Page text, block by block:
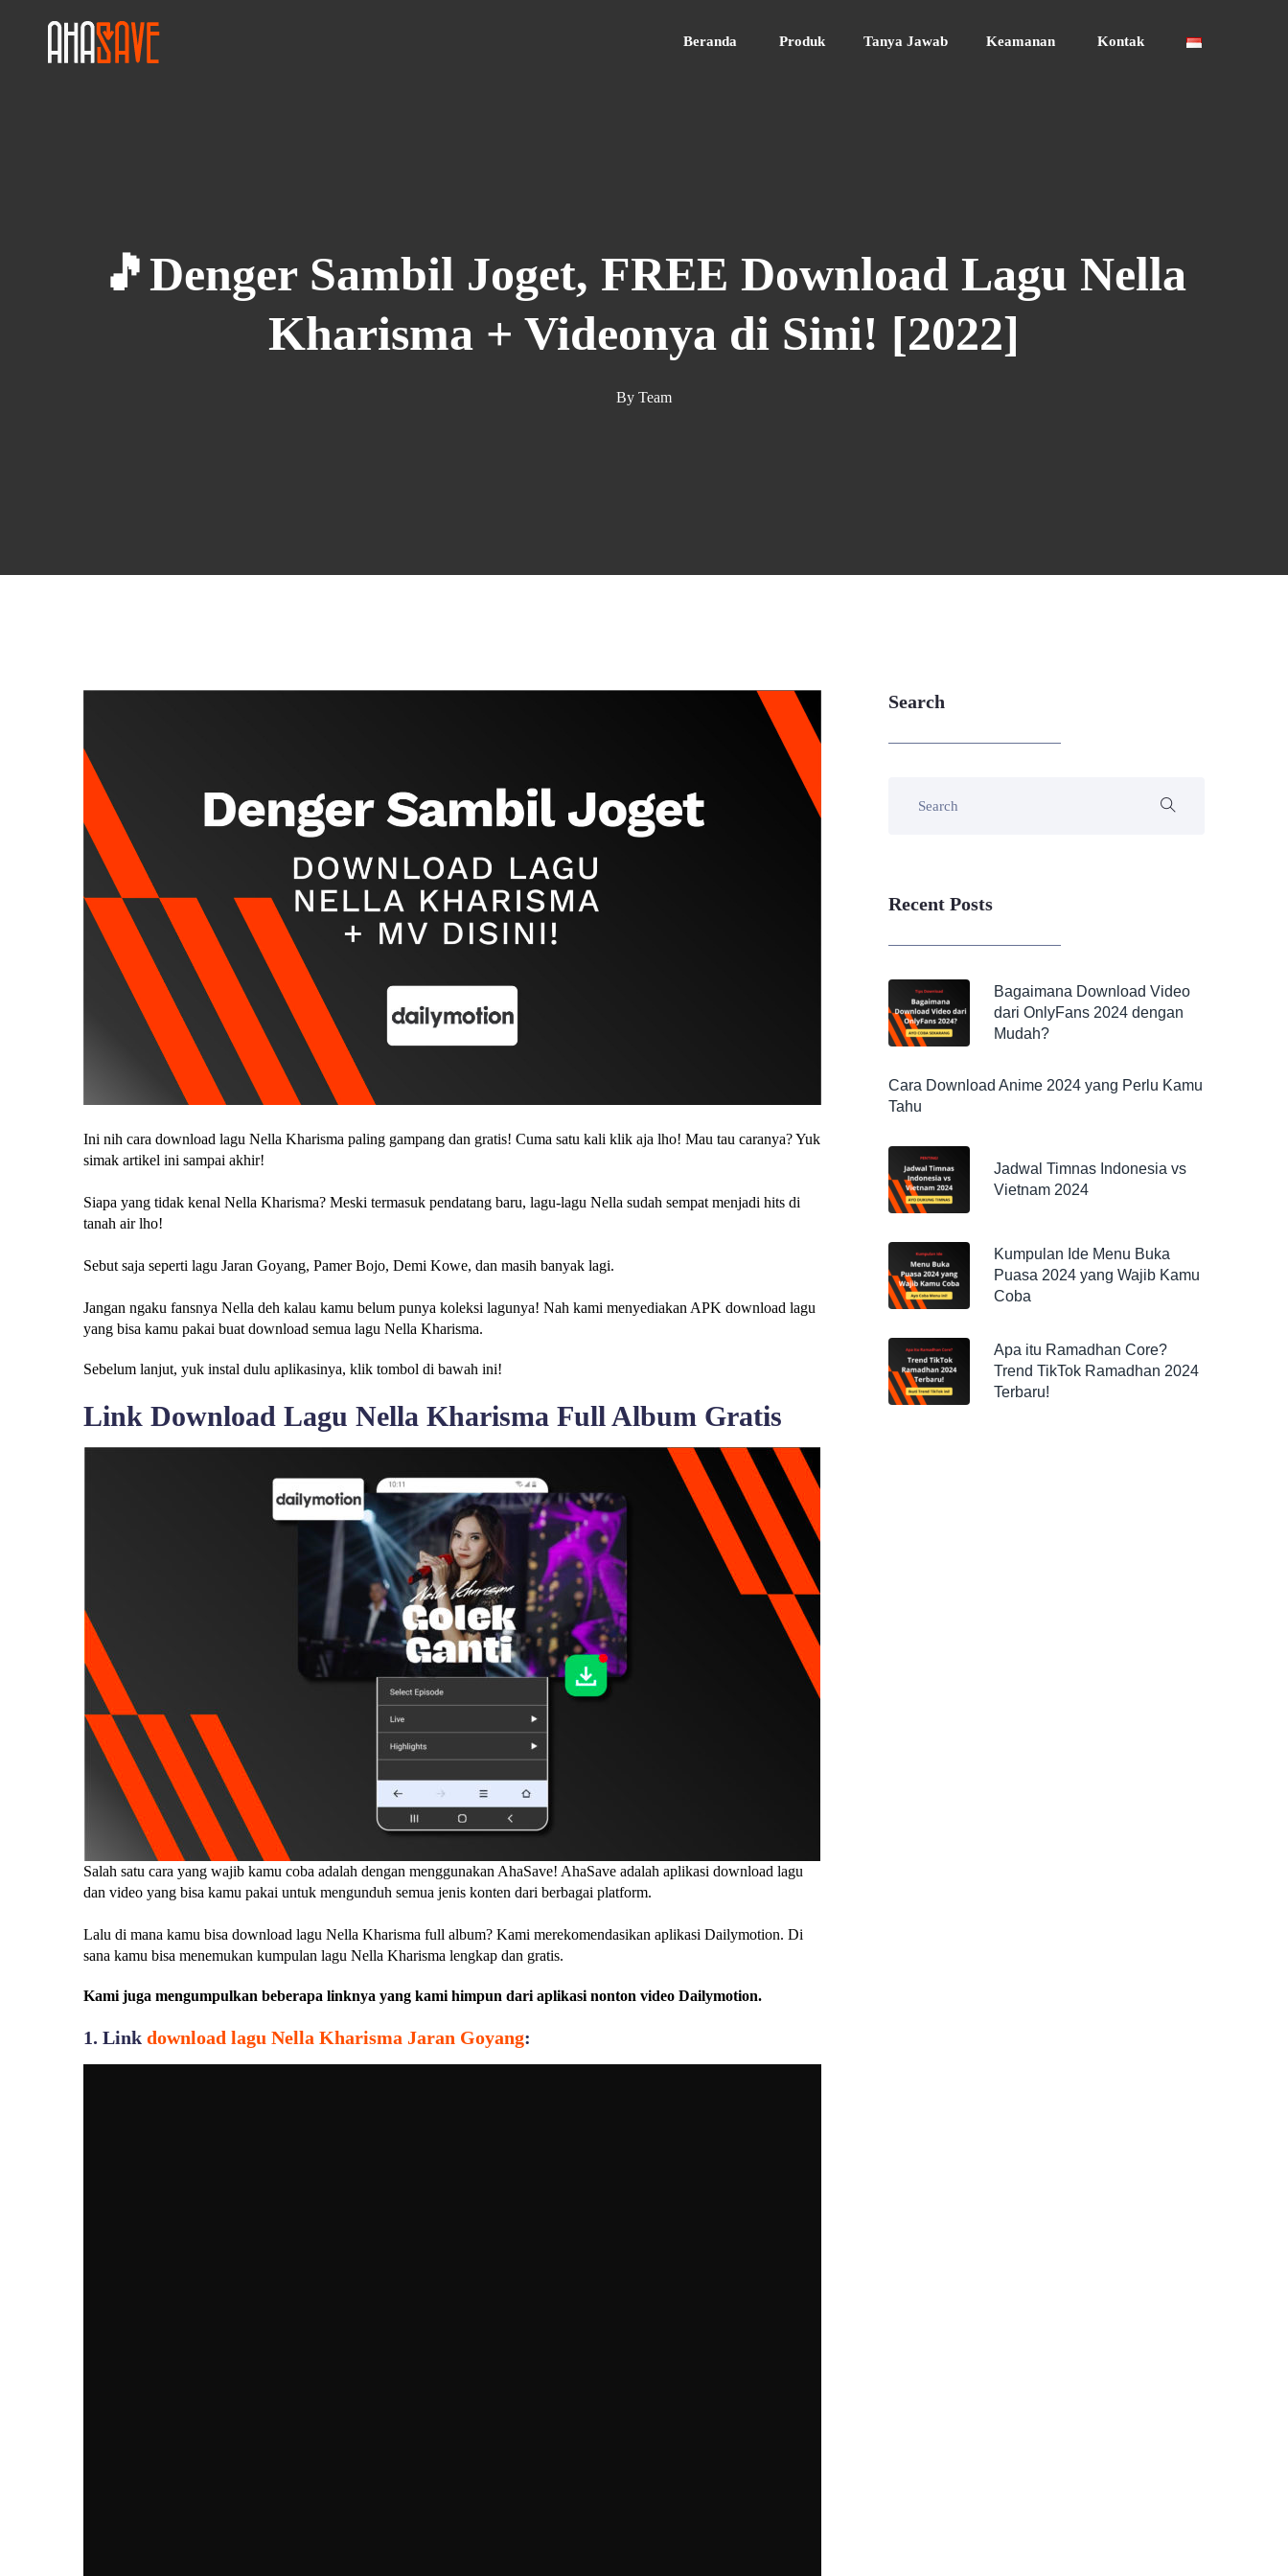
Beranda Produk Tanya Jawab Keamanan Kontak
🎵Denger Sambil Joget, FREE Download Lagu Nella
Kharisma + Videonya di Sini! [2022]
By Team
Ini nih cara download lagu Nella Kharisma paling gampang dan gratis! Cuma satu kali klik aja lho! Mau tau caranya? Yuk
simak artikel ini sampai akhir!
Siapa yang tidak kenal Nella Kharisma? Meski termasuk pendatang baru, lagu-lagu Nella sudah sempat menjadi hits di
tanah air lho!
Sebut saja seperti lagu Jaran Goyang, Pamer Bojo, Demi Kowe, dan masih banyak lagi.
Jangan ngaku fansnya Nella deh kalau kamu belum punya koleksi lagunya! Nah kami menyediakan APK download lagu
yang bisa kamu pakai buat download semua lagu Nella Kharisma.
Sebelum lanjut, yuk instal dulu aplikasinya, klik tombol di bawah ini!
Link Download Lagu Nella Kharisma Full Album Gratis
Salah satu cara yang wajib kamu coba adalah dengan menggunakan AhaSave! AhaSave adalah aplikasi download lagu
dan video yang bisa kamu pakai untuk mengunduh semua jenis konten dari berbagai platform.
Lalu di mana kamu bisa download lagu Nella Kharisma full album? Kami merekomendasikan aplikasi Dailymotion. Di
sana kamu bisa menemukan kumpulan lagu Nella Kharisma lengkap dan gratis.
Kami juga mengumpulkan beberapa linknya yang kami himpun dari aplikasi nonton video Dailymotion.
1. Link download lagu Nella Kharisma Jaran Goyang:
Search
Recent Posts
Bagaimana Download Video
dari OnlyFans 2024 dengan
Mudah?
Cara Download Anime 2024 yang Perlu Kamu
Tahu
Jadwal Timnas Indonesia vs
Vietnam 2024
Kumpulan Ide Menu Buka
Puasa 2024 yang Wajib Kamu
Coba
Apa itu Ramadhan Core?
Trend TikTok Ramadhan 2024
Terbaru!